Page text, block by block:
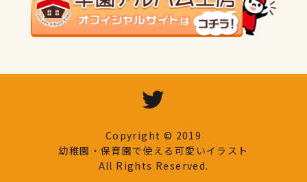
Copyright © 2019
幼稚園・保育園で使える可愛いイラスト
All Rights Reserved.